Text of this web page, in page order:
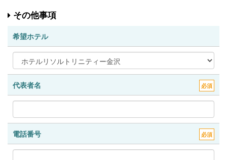
その他事項
希望ホテル
代表者名 必須
電話番号 必須